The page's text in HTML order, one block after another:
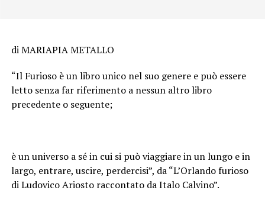
di MARIAPIA METALLO
“Il Furioso è un libro unico nel suo genere e può essere
letto senza far riferimento a nessun altro libro
precedente o seguente;
è un universo a sé in cui si può viaggiare in un lungo e in
largo, entrare, uscire, perdercisi”, da “L’Orlando furioso
di Ludovico Ariosto raccontato da Italo Calvino”.